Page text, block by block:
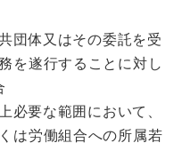
団体又はその委託を受
を遂行することに対し
必要な範囲において、
は労働組合への所属若